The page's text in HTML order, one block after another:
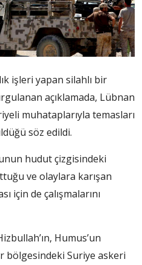
işleri yapan silahlı bir
açıklamada, Lübnan
muhataplarıyla temasları
söz edildi.
hudut çizgisindeki
ve olaylara karışan
için de çalışmalarını
Humus’un
bölgesindeki Suriye askeri